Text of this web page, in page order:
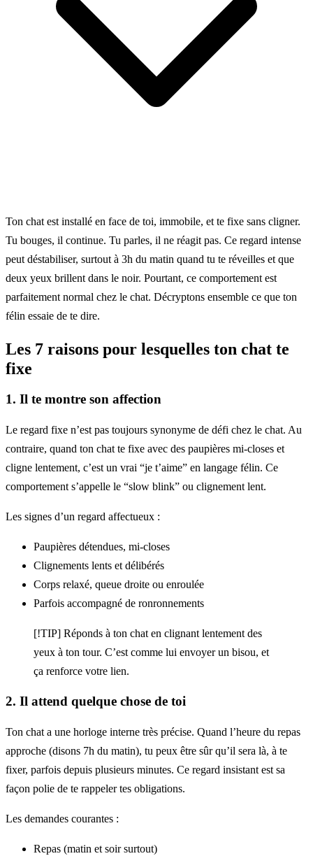
Ton chat est installé en face de toi, immobile, et te fixe sans cligner.
Tu bouges, il continue. Tu parles, il ne réagit pas. Ce regard intense
peut déstabiliser, surtout à 3h du matin quand tu te réveilles et que
deux yeux brillent dans le noir. Pourtant, ce comportement est
parfaitement normal chez le chat. Décryptons ensemble ce que ton
félin essaie de te dire.
Les 7 raisons pour lesquelles ton chat te
fixe
1. Il te montre son affection
Le regard fixe n’est pas toujours synonyme de défi chez le chat. Au
contraire, quand ton chat te fixe avec des paupières mi-closes et
cligne lentement, c’est un vrai “je t’aime” en langage félin. Ce
comportement s’appelle le “slow blink” ou clignement lent.
Les signes d’un regard affectueux :
Paupières détendues, mi-closes
Clignements lents et délibérés
Corps relaxé, queue droite ou enroulée
Parfois accompagné de ronronnements
[!TIP] Réponds à ton chat en clignant lentement des
yeux à ton tour. C’est comme lui envoyer un bisou, et
ça renforce votre lien.
2. Il attend quelque chose de toi
Ton chat a une horloge interne très précise. Quand l’heure du repas
approche (disons 7h du matin), tu peux être sûr qu’il sera là, à te
fixer, parfois depuis plusieurs minutes. Ce regard insistant est sa
façon polie de te rappeler tes obligations.
Les demandes courantes :
Repas (matin et soir surtout)